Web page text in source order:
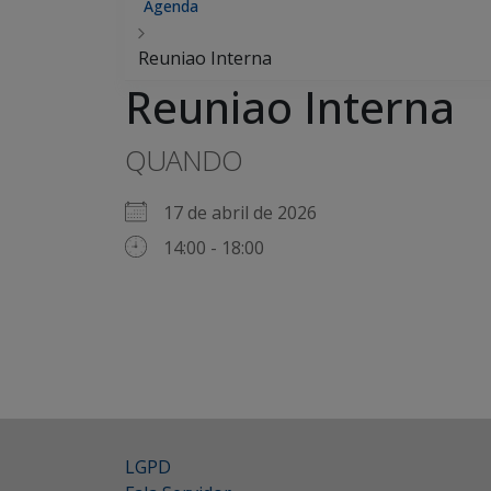
Agenda
Reuniao Interna
Reuniao Interna
QUANDO
17 de abril de 2026
14:00 - 18:00
LGPD